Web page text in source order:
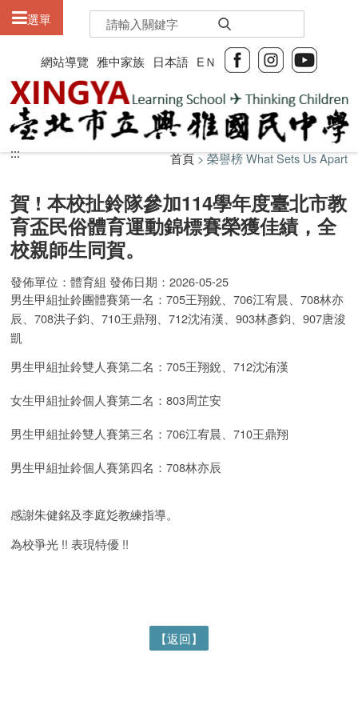
網站導覽 雅中家族 日本語 EＮ
選單
:::
:::
賀 ! 本校扯鈴隊參加114學年度臺北市教
育盃民俗體育運動錦標賽榮獲佳績，全
校親師生同賀。
首頁> 榮譽榜 What Sets Us Apart
發佈單位：體育組 發佈日期：2026-05-25
男生甲組扯鈴團體賽第一名：705王翔銳、706江宥晨、708林亦
辰、708洪子鈞、710王鼎翔、712沈洧漢、903林彥鈞、907唐浚
凱
男生甲組扯鈴雙人賽第二名：705王翔銳、712沈洧漢
女生甲組扯鈴個人賽第二名：803周芷安
男生甲組扯鈴雙人賽第三名 ：706江宥晨 、710王鼎翔
男生甲組扯鈴個人賽第四名：708林亦辰
感謝朱健銘及李庭彣教練指導。
為校爭光 !! 表現特優 !!
【返回】